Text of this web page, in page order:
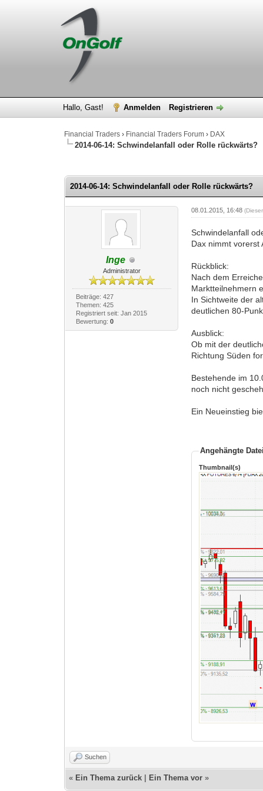
Hallo, Gast! Anmelden Registrieren
Financial Traders › Financial Traders Forum › DAX
2014-06-14: Schwindelanfall oder Rolle rückwärts?
2014-06-14: Schwindelanfall oder Rolle rückwärts?
Inge
Administrator
Beiträge: 427
Themen: 425
Registriert seit: Jan 2015
Bewertung: 0
08.01.2015, 16:48
Schwindelanfall
Dax nimmt vorerst
Rückblick:
Nach dem
Marktteilnehmern
In Sichtweite der
deutlichen 80-
Ausblick:
Ob mit der
Richtung Süden
Bestehende im
noch nicht
Ein Neueinstieg
Angehängte
Thumbnail(s)
Suchen
« Ein Thema zurück Ein Thema vor »